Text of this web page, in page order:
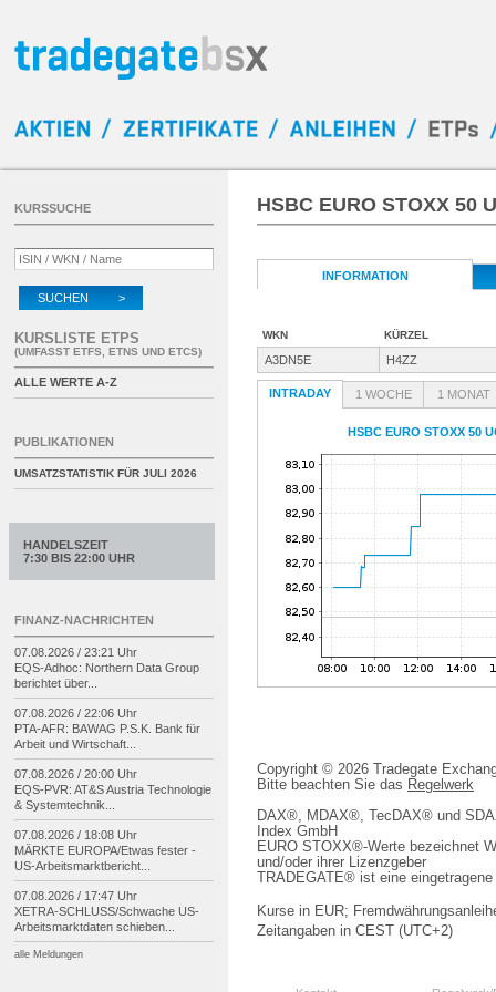
HSBC EURO STOXX 50
INFORMATION
WKN KÜRZEL
A3DN5E H4ZZ
INTRADAY 1 WOCHE 1 MONAT
HSBC EURO STOXX 50
Copyright © 2026 Tradegate
Bitte beachten Sie das Regelwerk
DAX®, MDAX®, TecDAX® und
Index GmbH
EURO STOXX®-Werte bezeichnet
und/oder ihrer Lizenzgeber
TRADEGATE® ist eine
Kurse in EUR;
Zeitangaben in CEST (UTC+2)
KURSSUCHE
SUCHEN >
KURSLISTE ETPS
(UMFASST ETFS, ETNS UND ETCS)
ALLE WERTE A-Z
PUBLIKATIONEN
UMSATZSTATISTIK FÜR JULI 2026
HANDELSZEIT
7:30 BIS 22:00 UHR
FINANZ-NACHRICHTEN
07.08.2026 / 23:21 Uhr
EQS-Adhoc: Northern Data Group
berichtet über...
07.08.2026 / 22:06 Uhr
PTA-AFR: BAWAG P.S.K. Bank für
Arbeit und Wirtschaft...
07.08.2026 / 20:00 Uhr
EQS-PVR: AT&S Austria Technologie
& Systemtechnik...
07.08.2026 / 18:08 Uhr
MÄRKTE EUROPA/Etwas fester -
US-Arbeitsmarktbericht...
07.08.2026 / 17:47 Uhr
XETRA-SCHLUSS/Schwache US-
Arbeitsmarktdaten schieben...
alle Meldungen